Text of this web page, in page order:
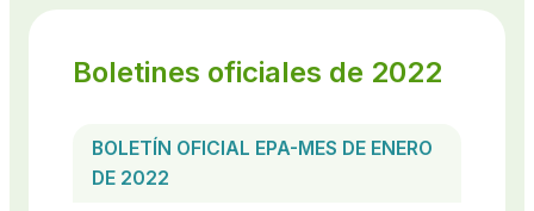
Boletines oficiales de 2022
BOLETÍN OFICIAL EPA-MES DE ENERO
DE 2022